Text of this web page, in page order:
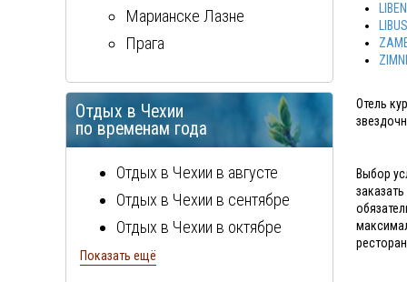
Отель
Выбор
Марианске Лазне
Прага
Отдых в Чехии
по временам года
Отдых в Чехии в августе
Отдых в Чехии в сентябре
Отдых в Чехии в октябре
Отдых в Чехии в ноябре
Показать ещё